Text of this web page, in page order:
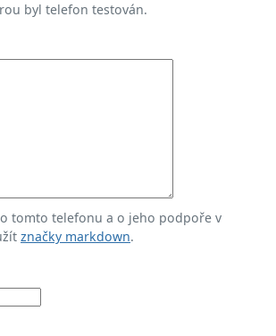
byl telefon testován.
tomto telefonu a o jeho podpoře v
značky markdown.